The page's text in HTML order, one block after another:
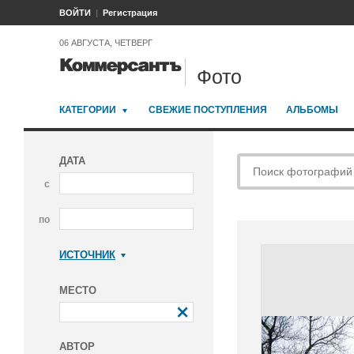
ВОЙТИ Регистрация
06 АВГУСТА, ЧЕТВЕРГ
Фото
КАТЕГОРИИ СВЕЖИЕ ПОСТУПЛЕНИЯ АЛЬБОМЫ
ДАТА
с
по
ИСТОЧНИК
МЕСТО
АВТОР